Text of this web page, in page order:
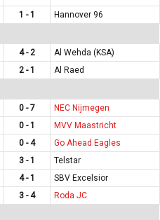
1 - 1
Hannover 96
4 - 2
Al Wehda (KSA)
2 - 1
Al Raed
0 - 7
NEC Nijmegen
0 - 1
MVV Maastricht
0 - 4
Go Ahead Eagles
3 - 1
Telstar
4 - 1
SBV Excelsior
3 - 4
Roda JC